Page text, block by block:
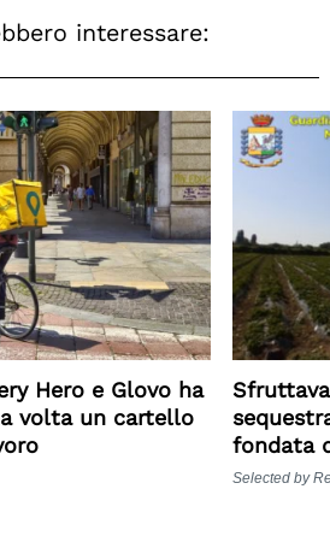
interessare:
Hero e Glovo ha
volta un cartello
fondata
Selected by